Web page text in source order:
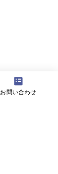
お問い合わせ